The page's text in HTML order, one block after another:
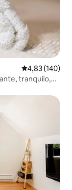
4,83 de uma
4,83 (140)
tranquilo,